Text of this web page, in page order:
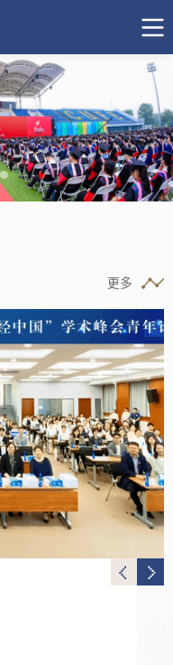
更多
希望
创造良好的科研条件，
有建树、在师德方面
查看详情 >
区的建设亟需海内外
。为了更好地支持...
增拨资源，支持艺术团
进文化交流；创办校园
；推出艺术人才培训计
办更多普及文化艺术
查看详情 >
遇重大突发事件的师